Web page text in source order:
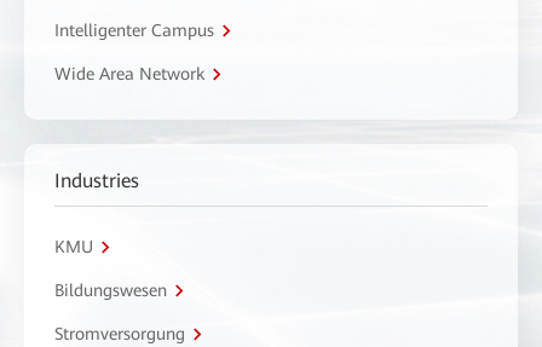
Intelligenter Campus
Wide Area Network
Industries
KMU
Bildungswesen
Stromversorgung